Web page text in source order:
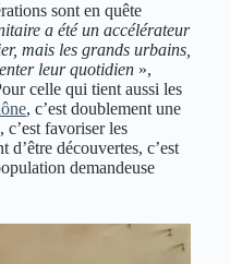
sont en quête
a été un accélérateur
mais les grands urbains,
leur quotidien »,
celle qui tient aussi les
, c’est doublement une
favoriser les
d’être découvertes, c’est
demandeuse